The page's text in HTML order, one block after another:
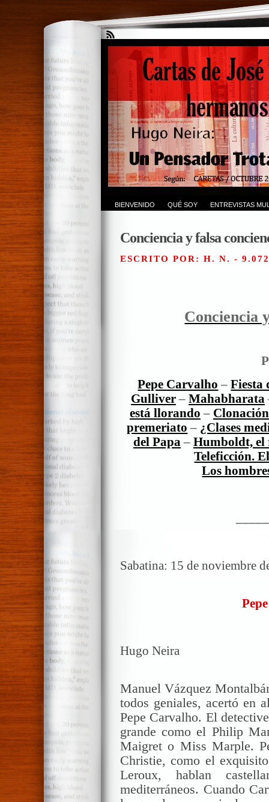
BIENVENIDO QUÉ SOY ENTREVISTAS
Conciencia y falsa
ESCRITO POR: H. N. -
Conciencia
Pepe Carvalho –Fiesta
Gulliver – Mahabharata
está llorando –
premeriato – ¿Clases
del Papa – Humboldt, el
Teleficción.
Los
Sabatina: 15 de noviembre
Hugo Neira
Manuel Vázquez
todos geniales, acertó en
Pepe Carvalho. El
grande como el Philip
Maigret o Miss Marple.
Christie, como el
Leroux, hablan
mediterráneos. Cuando